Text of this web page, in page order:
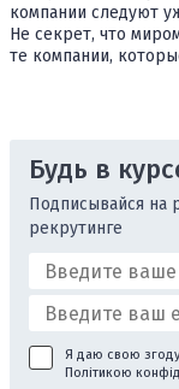
компании следуют
Не секрет, что
те компании,
Будь в
Подписывайся на
рекрутинге
Я даю свою згоду
Політикою